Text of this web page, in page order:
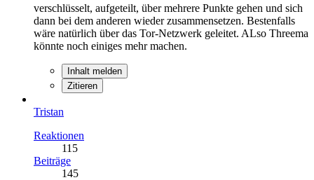
verschlüsselt, aufgeteilt, über mehrere Punkte gehen und sich
dann bei dem anderen wieder zusammensetzen. Bestenfalls
wäre natürlich über das Tor-Netzwerk geleitet. ALso Threema
könnte noch einiges mehr machen.
Inhalt melden
Zitieren
Tristan
Reaktionen
115
Beiträge
145